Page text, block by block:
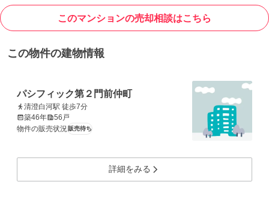
このマンションの売却相談はこちら
この物件の建物情報
パシフィック第２門前仲町
清澄白河駅 徒歩7分
築46年
56戸
物件の販売状況 販売待ち
詳細をみる